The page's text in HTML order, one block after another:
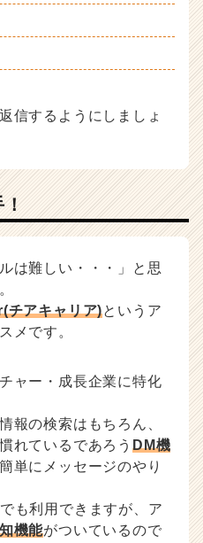
信するようにしましょ
は難しい・・・」と思
アキャリア)というア
メです。
ャー・成長企業に特化
報の検索はもちろん、
れているであろう DM機
単にメッセージのやり
も利用できますが、ア
機能がついているので